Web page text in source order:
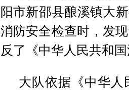
阳市新邵县酿溪镇大
消防安全检查时，发
反了《中华人民共和
大队依据《中华